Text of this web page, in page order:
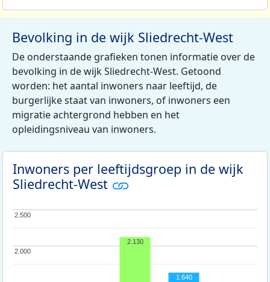
Bevolking in de wijk Sliedrecht-West
De onderstaande grafieken tonen informatie over de
bevolking in de wijk Sliedrecht-West. Getoond
worden: het aantal inwoners naar leeftijd, de
burgerlijke staat van inwoners, of inwoners een
migratie achtergrond hebben en het
opleidingsniveau van inwoners.
Inwoners per leeftijdsgroep in de wijk
Sliedrecht-West
2.000
2.000
2.500
2.500
2.130
1.640